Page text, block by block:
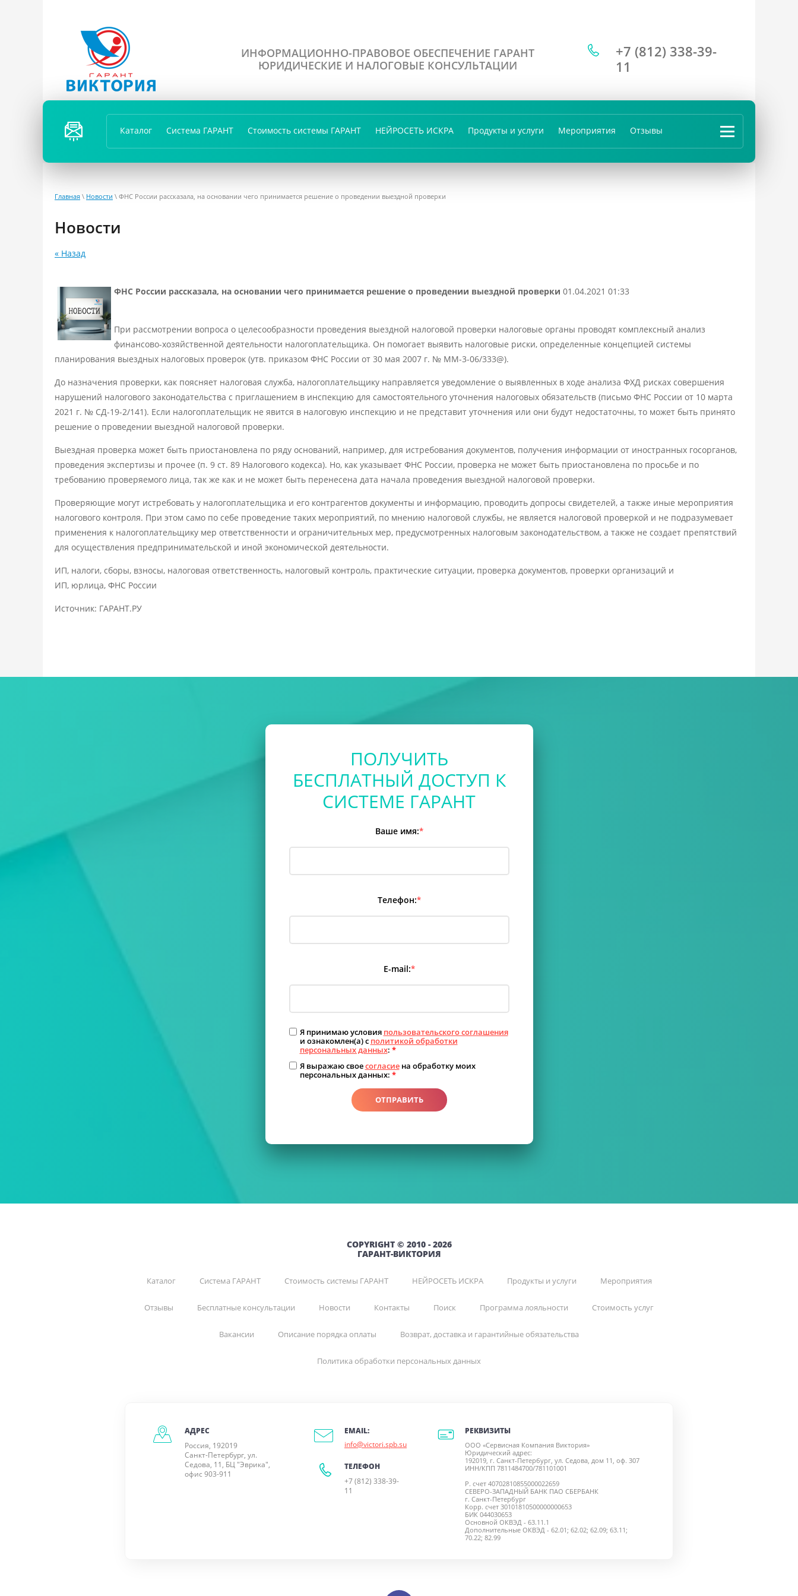
ИНФОРМАЦИОННО-ПРАВОВОЕ ОБЕСПЕЧЕНИЕ ГАРАНТ
ЮРИДИЧЕСКИЕ И НАЛОГОВЫЕ КОНСУЛЬТАЦИИ
+7 (812) 338-39-
11
ПЕРЕЗ
ВОНИ
ТЬ
Каталог Система ГАРАНТ Стоимость системы ГАРАНТ НЕЙРОСЕТЬ ИСКРА Продукты и услуги Мероприятия Отзывы ...
Главная \ Новости \ ФНС России рассказала, на основании чего принимается решение о проведении выездной проверки
Новости
« Назад
ФНС России рассказала, на основании чего принимается решение о проведении выездной проверки 01.04.2021 01:33
При рассмотрении вопроса о целесообразности проведения выездной налоговой проверки налоговые органы проводят комплексный анализ
финансово-хозяйственной деятельности налогоплательщика. Он помогает выявить налоговые риски, определенные концепцией системы
планирования выездных налоговых проверок (утв. приказом ФНС России от 30 мая 2007 г. № ММ-3-06/333@).
До назначения проверки, как поясняет налоговая служба, налогоплательщику направляется уведомление о выявленных в ходе анализа ФХД рисках совершения
нарушений налогового законодательства с приглашением в инспекцию для самостоятельного уточнения налоговых обязательств (письмо ФНС России от 10 марта
2021 г. № СД-19-2/141). Если налогоплательщик не явится в налоговую инспекцию и не представит уточнения или они будут недостаточны, то может быть принято
решение о проведении выездной налоговой проверки.
Выездная проверка может быть приостановлена по ряду оснований, например, для истребования документов, получения информации от иностранных госорганов,
проведения экспертизы и прочее (п. 9 ст. 89 Налогового кодекса). Но, как указывает ФНС России, проверка не может быть приостановлена по просьбе и по
требованию проверяемого лица, так же как и не может быть перенесена дата начала проведения выездной налоговой проверки.
Проверяющие могут истребовать у налогоплательщика и его контрагентов документы и информацию, проводить допросы свидетелей, а также иные мероприятия
налогового контроля. При этом само по себе проведение таких мероприятий, по мнению налоговой службы, не является налоговой проверкой и не подразумевает
применения к налогоплательщику мер ответственности и ограничительных мер, предусмотренных налоговым законодательством, а также не создает препятствий
для осуществления предпринимательской и иной экономической деятельности.
ИП, налоги, сборы, взносы, налоговая ответственность, налоговый контроль, практические ситуации, проверка документов, проверки организаций и
ИП, юрлица, ФНС России
Источник: ГАРАНТ.РУ
ПОЛУЧИТЬ
БЕСПЛАТНЫЙ ДОСТУП К
СИСТЕМЕ ГАРАНТ
Ваше имя:*
Телефон:*
E-mail:*
Я принимаю условия пользовательского соглашения
и ознакомлен(а) с политикой обработки
персональных данных: *
Я выражаю своесогласиена обработку моих
персональных данных: *
ОТПРАВИТЬ
COPYRIGHT © 2010 - 2026
ГАРАНТ-ВИКТОРИЯ
Каталог Система ГАРАНТ Стоимость системы ГАРАНТ НЕЙРОСЕТЬ ИСКРА Продукты и услуги Мероприятия
Отзывы Бесплатные консультации Новости Контакты Поиск Программа лояльности Стоимость услуг
Вакансии Описание порядка оплаты Возврат, доставка и гарантийные обязательства
Политика обработки персональных данных
АДРЕС
Россия, 192019
Санкт-Петербург, ул.
Седова, 11, БЦ "Эврика",
офис 903-911
EMAIL:
info@victori.spb.su
ТЕЛЕФОН
+7 (812) 338-39-
11
РЕКВИЗИТЫ
ООО «Сервисная Компания Виктория»
Юридический адрес:
192019, г. Санкт-Петербург, ул. Седова, дом 11, оф. 307
ИНН/КПП 7811484700/781101001
Р. счет 40702810855000022659
СЕВЕРО-ЗАПАДНЫЙ БАНК ПАО СБЕРБАНК
г. Санкт-Петербург
Корр. счет 30101810500000000653
БИК 044030653
Основной ОКВЭД - 63.11.1
Дополнительные ОКВЭД - 62.01; 62.02; 62.09; 63.11;
70.22; 82.99